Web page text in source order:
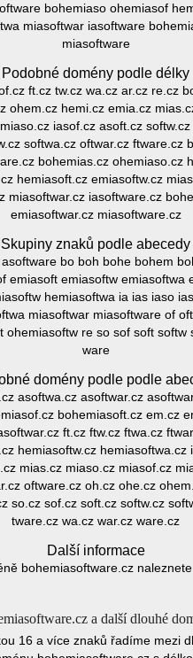
bohemiaso ohemiasof
miasoftwar iasoftware
miasoftware
Podobné domény podle délky
ft.cz tw.cz wa.cz ar.cz re.cz
ohem.cz hemi.cz emia.cz
iasof.cz asoft.cz
softwa.cz oftwar.cz
bohemias.cz ohemiaso.cz
hemiasoft.cz emiasoftw.cz
miasoftwar.cz iasoftware.cz
emiasoftwar.cz miasoftware.cz
Skupiny znaků podle abecedy
bo boh bohe bohem
emiasoft emiasoftw
hemiasoftwa ia ias iaso
miasoftwar miasoftware of
re so sof soft
ware
domény podle podle
asoftwa.cz asoftwar.cz
bohemiasoft.cz em.cz
ft.cz ftw.cz ftwa.cz
hemiasoftw.cz
mias.cz miaso.cz miasof.cz
oftware.cz oh.cz ohe.cz
so.cz sof.cz soft.cz softw.cz
tware.cz wa.cz war.cz ware.cz
Další informace
bohemiasoftware.cz
a další dlouhé
16 a více znaků řadíme mezi